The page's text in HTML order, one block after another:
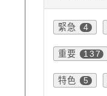
緊急 4
重要 137
特色 5